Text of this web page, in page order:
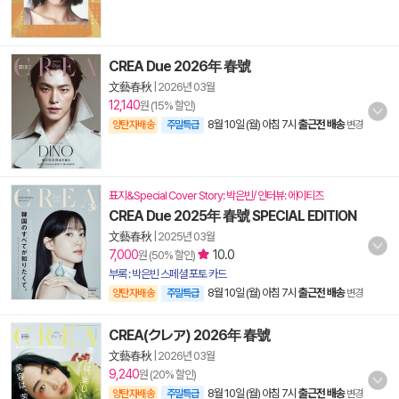
CREA Due 2026年 春號
文藝春秋 2026년 03월
12,140원 (15% 할인)
양탄자배송 주말특급 8월 10일 (월) 아침 7시 출근전 배송 변경
표지&Special Cover Story: 박은빈/ 인터뷰: 에이티즈
CREA Due 2025年 春號 SPECIAL EDITION
文藝春秋 2025년 03월
7,000원 (50% 할인) 10.0
부록 : 박은빈 스페셜 포토 카드
양탄자배송 주말특급 8월 10일 (월) 아침 7시 출근전 배송 변경
CREA(クレア) 2026年 春號
文藝春秋 2026년 03월
9,240원 (20% 할인)
양탄자배송 주말특급 8월 10일 (월) 아침 7시 출근전 배송 변경